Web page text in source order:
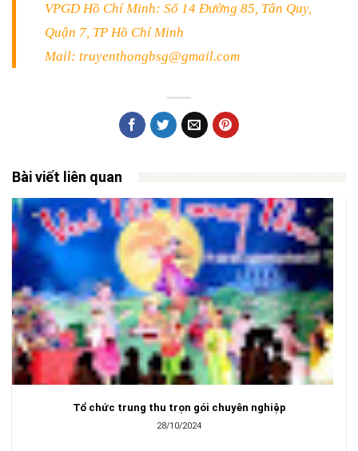
VPGD Hồ Chí Minh: Số 14 Đường 85, Tân Quy,
Quận 7, TP Hồ Chí Minh
Mail: truyenthongbsg@gmail.com
Bài viết liên quan
Tổ chức trung thu trọn gói chuyên nghiệp
28/10/2024